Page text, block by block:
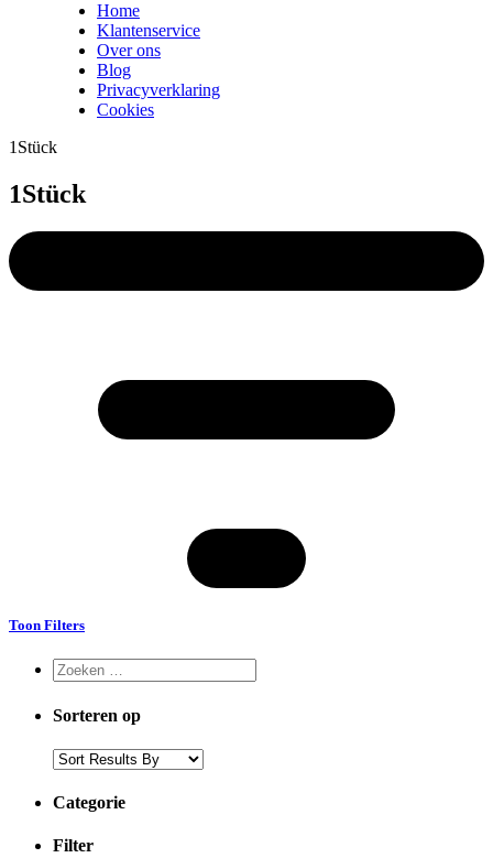
Home
Klantenservice
Over ons
Blog
Privacyverklaring
Cookies
1Stück
1Stück
Toon Filters
Sorteren op
Categorie
Filter